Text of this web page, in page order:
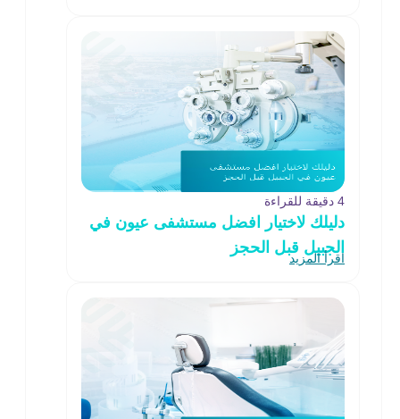
4 دقيقة للقراءة
دليلك لاختيار افضل مستشفى عيون في
الجبيل قبل الحجز
اقرأ المزيد